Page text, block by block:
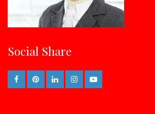
Social Share